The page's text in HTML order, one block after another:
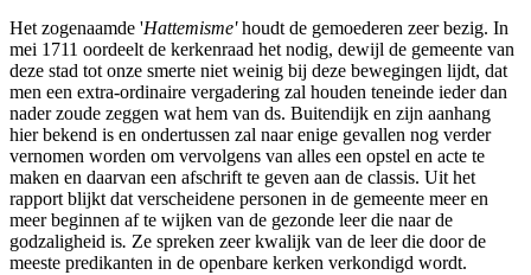
Het zogenaamde 'Hattemisme'houdt de gemoederen zeer bezig. In
mei 1711 oordeelt de kerkenraad het nodig, dewijl de gemeente van
deze stad tot onze smerte niet weinig bij deze bewegingen lijdt, dat
men een extra-ordinaire vergadering zal houden teneinde ieder dan
nader zoude zeggen wat hem van ds. Buitendijk en zijn aanhang
hier bekend is en ondertussen zal naar enige gevallen nog verder
vernomen worden om vervolgens van alles een opstel en acte te
maken en daarvan een afschrift te geven aan de classis. Uit het
rapport blijkt dat verscheidene personen in de gemeente meer en
meer beginnen af te wijken van de gezonde leer die naar de
godzaligheid is. Ze spreken zeer kwalijk van de leer die door de
meeste predikanten in de openbare kerken verkondigd wordt.